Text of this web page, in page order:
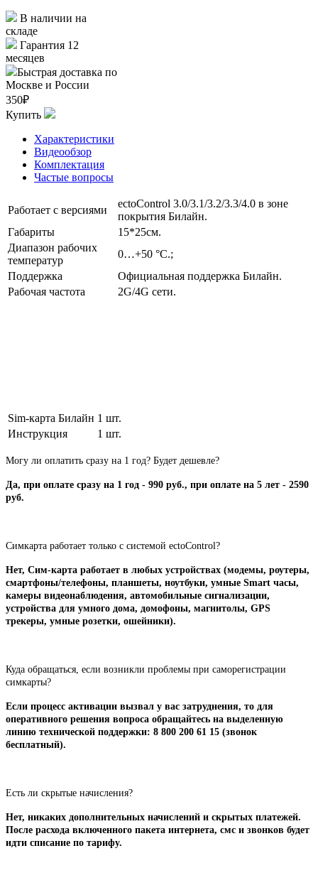
В наличии на
складе
Гарантия 12
месяцев
Быстрая доставка по
Москве и России
350₽
Купить
Характеристики
Видеообзор
Комплектация
Частые вопросы
Работает с версиями
ectoControl 3.0/3.1/3.2/3.3/4.0 в зоне
покрытия Билайн.
Габариты
15*25см.
Диапазон рабочих
температур
0…+50 °С.;
Поддержка
Официальная поддержка Билайн.
Рабочая частота
2G/4G сети.
Sim-карта Билайн 1 шт.
Инструкция
1 шт.
Могу ли оплатить сразу на 1 год? Будет дешевле?
Да, при оплате сразу на 1 год - 990 руб., при оплате на 5 лет - 2590
руб.
Симкарта работает только с системой ectoControl?
Нет, Сим-карта работает в любых устройствах (модемы, роутеры,
смартфоны/телефоны, планшеты, ноутбуки, умные Smart часы,
камеры видеонаблюдения, автомобильные сигнализации,
устройства для умного дома, домофоны, магнитолы, GPS
трекеры, умные розетки, ошейники).
Куда обращаться, если возникли проблемы при саморегистрации
симкарты?
Если процесс активации вызвал у вас затруднения, то для
оперативного решения вопроса обращайтесь на выделенную
линию технической поддержки: 8 800 200 61 15 (звонок
бесплатный).
Есть ли скрытые начисления?
Нет, никаких дополнительных начислений и скрытых платежей.
После расхода включенного пакета интернета, смс и звонков будет
идти списание по тарифу.